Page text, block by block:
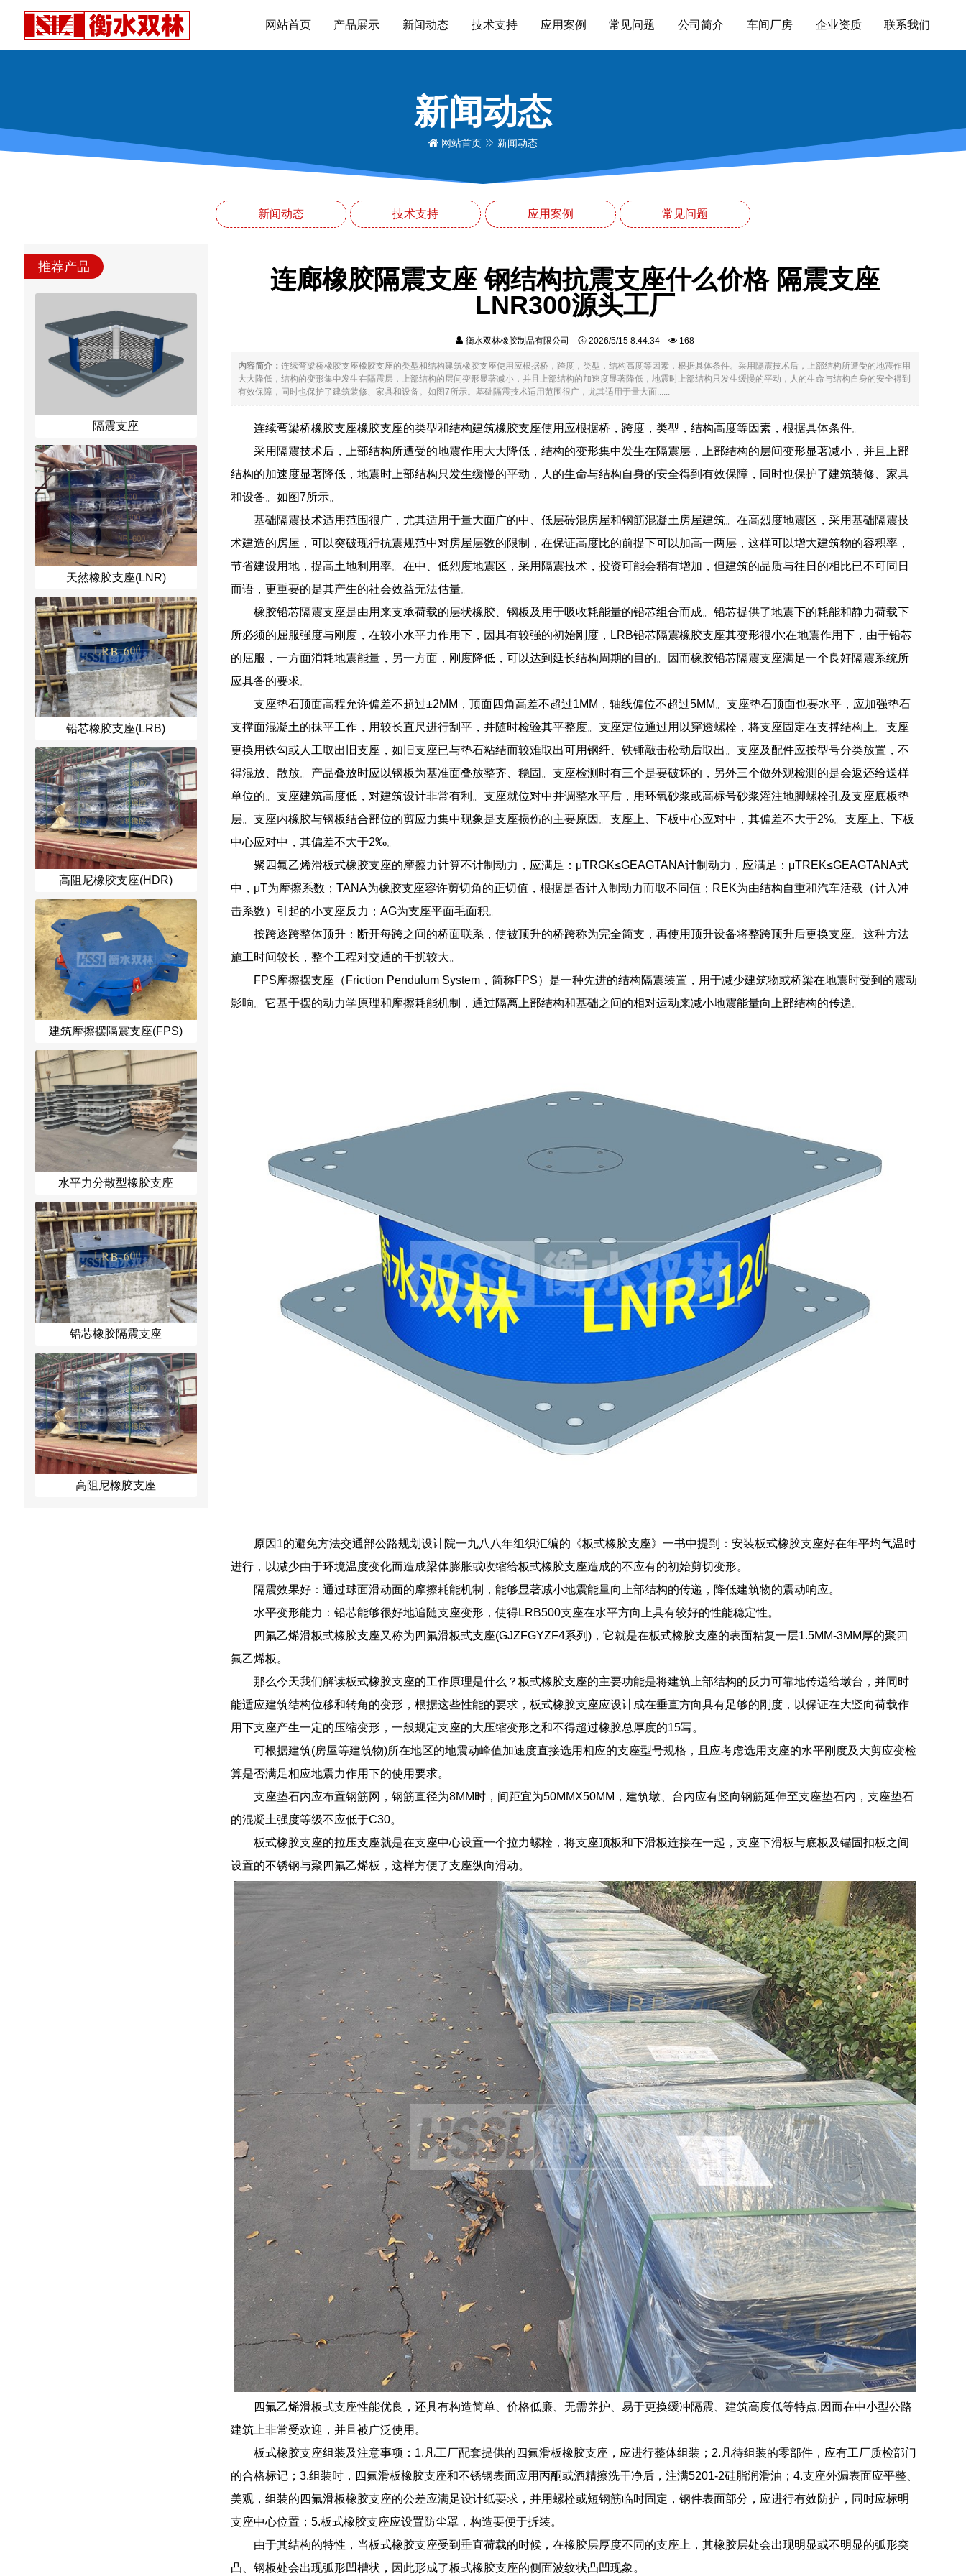
网站首页 产品展示 新闻动态 技术支持 应用案例 常见问题 公司简介 车间厂房 企业资质 联系我们
新闻动态
网站首页 新闻动态
新闻动态 技术支持 应用案例 常见问题
推荐产品
隔震支座
天然橡胶支座(LNR)
铅芯橡胶支座(LRB)
高阻尼橡胶支座(HDR)
建筑摩擦摆隔震支座(FPS)
水平力分散型橡胶支座
铅芯橡胶隔震支座
高阻尼橡胶支座
连廊橡胶隔震支座 钢结构抗震支座什么价格 隔震支座
LNR300源头工厂
衡水双林橡胶制品有限公司 2026/5/15 8:44:34 168
内容简介： 连续弯梁桥橡胶支座橡胶支座的类型和结构建筑橡胶支座使用应根据桥，跨度，类型，结构高度等因素，根据具体条件。采用隔震技术后，上部结构所遭受的地震作用
大大降低，结构的变形集中发生在隔震层，上部结构的层间变形显著减小，并且上部结构的加速度显著降低，地震时上部结构只发生缓慢的平动，人的生命与结构自身的安全得到
有效保障，同时也保护了建筑装修、家具和设备。如图7所示。基础隔震技术适用范围很广，尤其适用于量大面......
连续弯梁桥橡胶支座橡胶支座的类型和结构建筑橡胶支座使用应根据桥，跨度，类型，结构高度等因素，根据具体条件。
采用隔震技术后，上部结构所遭受的地震作用大大降低，结构的变形集中发生在隔震层，上部结构的层间变形显著减小，并且上部
结构的加速度显著降低，地震时上部结构只发生缓慢的平动，人的生命与结构自身的安全得到有效保障，同时也保护了建筑装修、家具
和设备。如图7所示。
基础隔震技术适用范围很广，尤其适用于量大面广的中、低层砖混房屋和钢筋混凝土房屋建筑。在高烈度地震区，采用基础隔震技
术建造的房屋，可以突破现行抗震规范中对房屋层数的限制，在保证高度比的前提下可以加高一两层，这样可以增大建筑物的容积率，
节省建设用地，提高土地利用率。在中、低烈度地震区，采用隔震技术，投资可能会稍有增加，但建筑的品质与往日的相比已不可同日
而语，更重要的是其产生的社会效益无法估量。
橡胶铅芯隔震支座是由用来支承荷载的层状橡胶、钢板及用于吸收耗能量的铅芯组合而成。铅芯提供了地震下的耗能和静力荷载下
所必须的屈服强度与刚度，在较小水平力作用下，因具有较强的初始刚度，LRB铅芯隔震橡胶支座其变形很小;在地震作用下，由于铅芯
的屈服，一方面消耗地震能量，另一方面，刚度降低，可以达到延长结构周期的目的。因而橡胶铅芯隔震支座满足一个良好隔震系统所
应具备的要求。
支座垫石顶面高程允许偏差不超过±2MM，顶面四角高差不超过1MM，轴线偏位不超过5MM。支座垫石顶面也要水平，应加强垫石
支撑面混凝土的抹平工作，用较长直尺进行刮平，并随时检验其平整度。支座定位通过用以穿透螺栓，将支座固定在支撑结构上。支座
更换用铁勾或人工取出旧支座，如旧支座已与垫石粘结而较难取出可用钢纤、铁锤敲击松动后取出。支座及配件应按型号分类放置，不
得混放、散放。产品叠放时应以钢板为基准面叠放整齐、稳固。支座检测时有三个是要破坏的，另外三个做外观检测的是会返还给送样
单位的。支座建筑高度低，对建筑设计非常有利。支座就位对中并调整水平后，用环氧砂浆或高标号砂浆灌注地脚螺栓孔及支座底板垫
层。支座内橡胶与钢板结合部位的剪应力集中现象是支座损伤的主要原因。支座上、下板中心应对中，其偏差不大于2%。支座上、下板
中心应对中，其偏差不大于2‰。
聚四氟乙烯滑板式橡胶支座的摩擦力计算不计制动力，应满足：μTRGK≤GEAGTANA计制动力，应满足：μTREK≤GEAGTANA式
中，μT为摩擦系数；TANA为橡胶支座容许剪切角的正切值，根据是否计入制动力而取不同值；REK为由结构自重和汽车活载（计入冲
击系数）引起的小支座反力；AG为支座平面毛面积。
按跨逐跨整体顶升：断开每跨之间的桥面联系，使被顶升的桥跨称为完全简支，再使用顶升设备将整跨顶升后更换支座。这种方法
施工时间较长，整个工程对交通的干扰较大。
FPS摩擦摆支座（Friction Pendulum System，简称FPS）是一种先进的结构隔震装置，用于减少建筑物或桥梁在地震时受到的震动
影响。它基于摆的动力学原理和摩擦耗能机制，通过隔离上部结构和基础之间的相对运动来减小地震能量向上部结构的传递。
原因1的避免方法交通部公路规划设计院一九八八年组织汇编的《板式橡胶支座》一书中提到：安装板式橡胶支座好在年平均气温时
进行，以减少由于环境温度变化而造成梁体膨胀或收缩给板式橡胶支座造成的不应有的初始剪切变形。
隔震效果好：通过球面滑动面的摩擦耗能机制，能够显著减小地震能量向上部结构的传递，降低建筑物的震动响应。
水平变形能力：铅芯能够很好地追随支座变形，使得LRB500支座在水平方向上具有较好的性能稳定性。
四氟乙烯滑板式橡胶支座又称为四氟滑板式支座(GJZFGYZF4系列)，它就是在板式橡胶支座的表面粘复一层1.5MM-3MM厚的聚四
氟乙烯板。
那么今天我们解读板式橡胶支座的工作原理是什么？板式橡胶支座的主要功能是将建筑上部结构的反力可靠地传递给墩台，并同时
能适应建筑结构位移和转角的变形，根据这些性能的要求，板式橡胶支座应设计成在垂直方向具有足够的刚度，以保证在大竖向荷载作
用下支座产生一定的压缩变形，一般规定支座的大压缩变形之和不得超过橡胶总厚度的15写。
可根据建筑(房屋等建筑物)所在地区的地震动峰值加速度直接选用相应的支座型号规格，且应考虑选用支座的水平刚度及大剪应变检
算是否满足相应地震力作用下的使用要求。
支座垫石内应布置钢筋网，钢筋直径为8MM时，间距宜为50MMX50MM，建筑墩、台内应有竖向钢筋延伸至支座垫石内，支座垫石
的混凝土强度等级不应低于C30。
板式橡胶支座的拉压支座就是在支座中心设置一个拉力螺栓，将支座顶板和下滑板连接在一起，支座下滑板与底板及锚固扣板之间
设置的不锈钢与聚四氟乙烯板，这样方便了支座纵向滑动。
四氟乙烯滑板式支座性能优良，还具有构造简单、价格低廉、无需养护、易于更换缓冲隔震、建筑高度低等特点.因而在中小型公路
建筑上非常受欢迎，并且被广泛使用。
板式橡胶支座组装及注意事项：1.凡工厂配套提供的四氟滑板橡胶支座，应进行整体组装；2.凡待组装的零部件，应有工厂质检部门
的合格标记；3.组装时，四氟滑板橡胶支座和不锈钢表面应用丙酮或酒精擦洗干净后，注满5201-2硅脂润滑油；4.支座外漏表面应平整、
美观，组装的四氟滑板橡胶支座的公差应满足设计纸要求，并用螺栓或短钢筋临时固定，钢件表面部分，应进行有效防护，同时应标明
支座中心位置；5.板式橡胶支座应设置防尘罩，构造要便于拆装。
由于其结构的特性，当板式橡胶支座受到垂直荷载的时候，在橡胶层厚度不同的支座上，其橡胶层处会出现明显或不明显的弧形突
凸、钢板处会出现弧形凹槽状，因此形成了板式橡胶支座的侧面波纹状凸凹现象。